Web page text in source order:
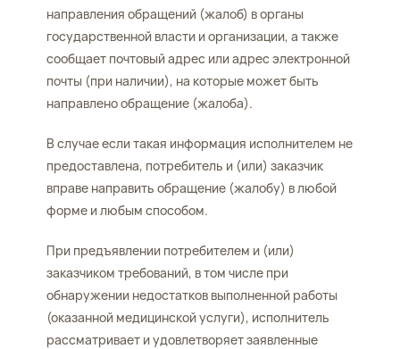
направления обращений (жалоб) в органы
государственной власти и организации, а также
сообщает почтовый адрес или адрес электронной
почты (при наличии), на которые может быть
направлено обращение (жалоба).
В случае если такая информация исполнителем не
предоставлена, потребитель и (или) заказчик
вправе направить обращение (жалобу) в любой
форме и любым способом.
При предъявлении потребителем и (или)
заказчиком требований, в том числе при
обнаружении недостатков выполненной работы
(оказанной медицинской услуги), исполнитель
рассматривает и удовлетворяет заявленные